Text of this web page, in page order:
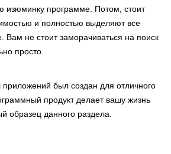
изюминку программе. Потом, стоит
и полностью выделяют все
не стоит заморачиваться на поиск
просто.
приложений был создан для отличного
продукт делает вашу жизнь
образец данного раздела.